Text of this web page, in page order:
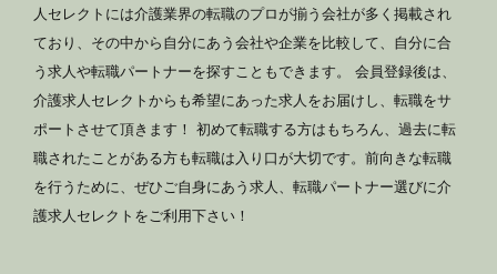
人セレクトには介護業界の転職のプロが揃う会社が多く掲載され
ており、その中から自分にあう会社や企業を比較して、自分に合
う求人や転職パートナーを探すこともできます。 会員登録後は、
介護求人セレクトからも希望にあった求人をお届けし、転職をサ
ポートさせて頂きます！ 初めて転職する方はもちろん、過去に転
職されたことがある方も転職は入り口が大切です。前向きな転職
を行うために、ぜひご自身にあう求人、転職パートナー選びに介
護求人セレクトをご利用下さい！